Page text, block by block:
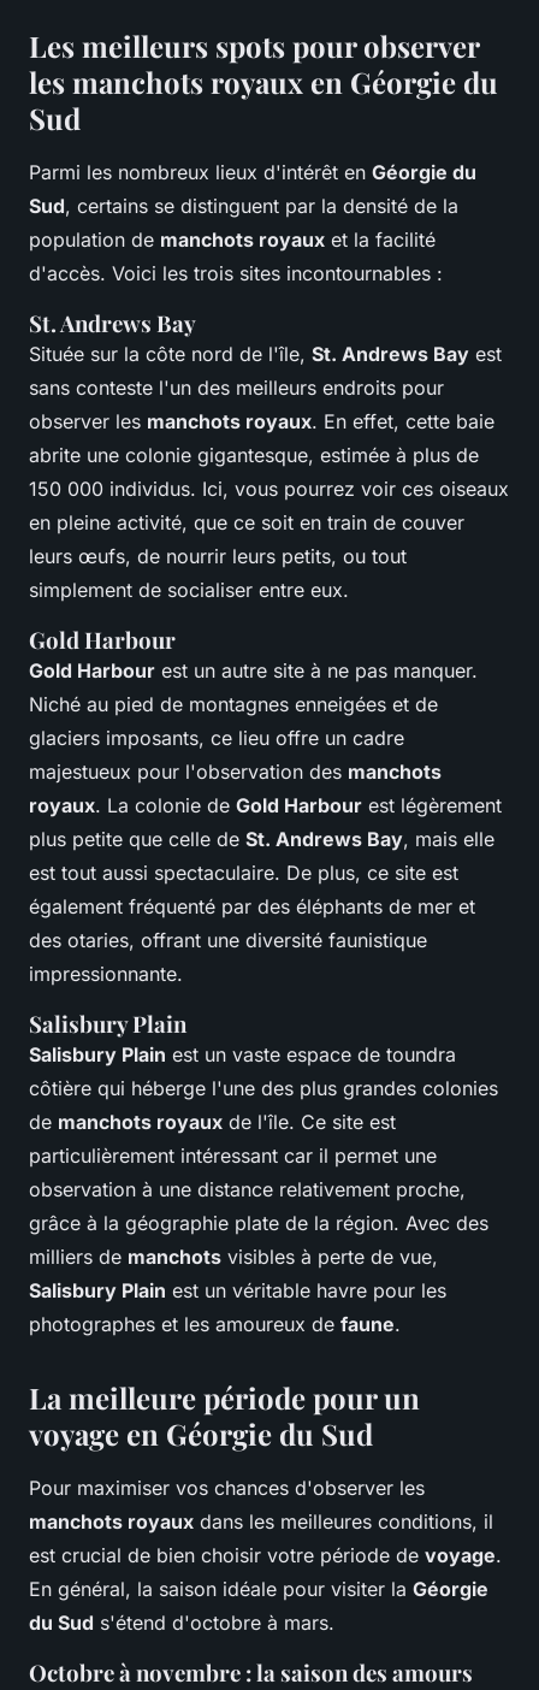
Les meilleurs spots pour observer
les manchots royaux en Géorgie du
Sud
Parmi les nombreux lieux d'intérêt en Géorgie du
Sud, certains se distinguent par la densité de la
population de manchots royaux et la facilité
d'accès. Voici les trois sites incontournables :
St. Andrews Bay
Située sur la côte nord de l'île, St. Andrews Bay est
sans conteste l'un des meilleurs endroits pour
observer les manchots royaux. En effet, cette baie
abrite une colonie gigantesque, estimée à plus de
150 000 individus. Ici, vous pourrez voir ces oiseaux
en pleine activité, que ce soit en train de couver
leurs œufs, de nourrir leurs petits, ou tout
simplement de socialiser entre eux.
Gold Harbour
Gold Harbour est un autre site à ne pas manquer.
Niché au pied de montagnes enneigées et de
glaciers imposants, ce lieu offre un cadre
majestueux pour l'observation des manchots
royaux. La colonie de Gold Harbour est légèrement
plus petite que celle de St. Andrews Bay, mais elle
est tout aussi spectaculaire. De plus, ce site est
également fréquenté par des éléphants de mer et
des otaries, offrant une diversité faunistique
impressionnante.
Salisbury Plain
Salisbury Plain est un vaste espace de toundra
côtière qui héberge l'une des plus grandes colonies
de manchots royaux de l'île. Ce site est
particulièrement intéressant car il permet une
observation à une distance relativement proche,
grâce à la géographie plate de la région. Avec des
milliers de manchots visibles à perte de vue,
Salisbury Plain est un véritable havre pour les
photographes et les amoureux de faune.
La meilleure période pour un
voyage en Géorgie du Sud
Pour maximiser vos chances d'observer les
manchots royaux dans les meilleures conditions, il
est crucial de bien choisir votre période de voyage.
En général, la saison idéale pour visiter la Géorgie
du Sud s'étend d'octobre à mars.
Octobre à novembre : la saison des amours